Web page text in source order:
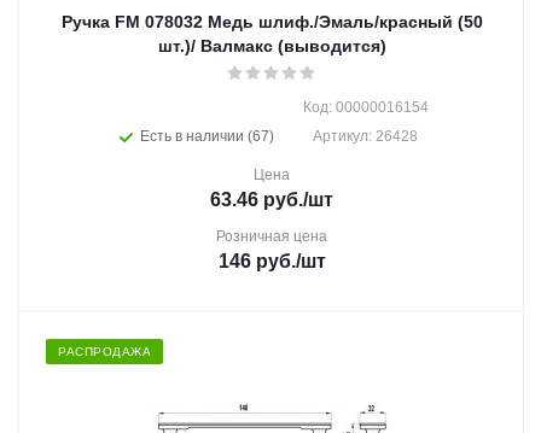
Ручка FM 078032 Медь шлиф./Эмаль/красный (50
шт.)/ Валмакс (выводится)
Есть в наличии (67)
Код: 00000016154
Артикул: 26428
Цена
63.46 руб./шт
Розничная цена
146руб./шт
РАСПРОДАЖА